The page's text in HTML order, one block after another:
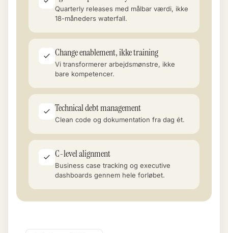
Quarterly releases med målbar værdi, ikke
18-måneders waterfall.
Change enablement, ikke training
Vi transformerer arbejdsmønstre, ikke
bare kompetencer.
Technical debt management
Clean code og dokumentation fra dag ét.
C-level alignment
Business case tracking og executive
dashboards gennem hele forløbet.